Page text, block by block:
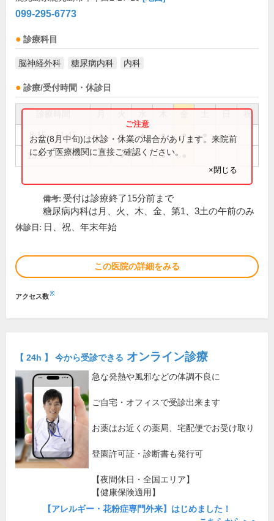
099-295-6773
診療科目
脳神経外科 糖尿病内科 内科
診療/受付時間・休診日
祝
8:15～11:45 ● ● ● ● ●
13:15～17:15 ● ● ●
お盆(8月中旬)は休診・休業の場合があります。来院前
に必ず医療機関に直接ご確認ください。
×閉じる
備考: 受付は診療終了15分前まで
糖尿病内科は月、火、木、金、第1、3土の午前のみ
休診日: 日、祝、年末年始
この医院の詳細をみる
アクセス数※
【 24h 】 今から受診できる オンライン診療
急な発熱や風邪などの体調不良に
ご自宅・オフィスで受診出来ます
お薬はお近くの薬局、宅配便でお受け取り
登園許可証・診断書も発行可
【夜間休日・全国エリア】
【健康保険適用】
【アレルギー・花粉症専門外来】はじめました！